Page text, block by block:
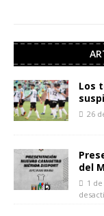
Los
26
del
1